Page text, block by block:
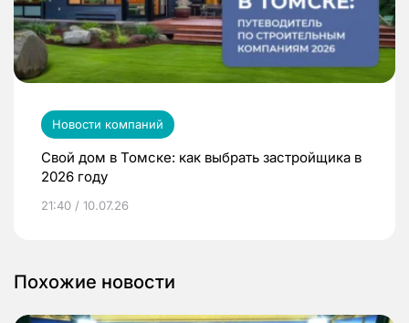
Новости компаний
Свой дом в Томске: как выбрать застройщика в
2026 году
21:40 / 10.07.26
Похожие новости